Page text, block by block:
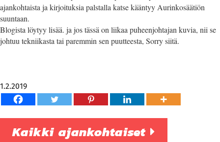
ajankohtaista ja kirjoituksia palstalla katse kääntyy Aurinkosäätiön
suuntaan.
Blogista löytyy lisää. ja jos tässä on liikaa puheenjohtajan kuvia, nii se
johtuu tekniikasta tai paremmin sen puutteesta, Sorry siitä.
1.2.2019
Kaikki ajankohtaiset